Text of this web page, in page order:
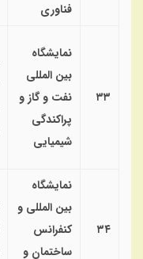
فناوری
۳۳
نمایشگاه
بین المللی
نفت و گاز و
پراکندگی
شیمیایی
۳۴
نمایشگاه
بین المللی و
کنفرانس
ساختمان و